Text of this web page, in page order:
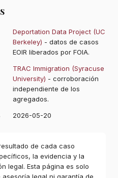
Deportation Data Project (UC
Berkeley) - datos de casos
EOIR liberados por FOIA.
TRAC Immigration (Syracuse
University) - corroboración
independiente de los
agregados.
2026-05-20
de cada caso
la evidencia y la
legal. Esta página es solo
legal ni garantía de